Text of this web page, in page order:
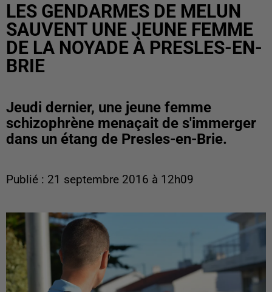
LES GENDARMES DE MELUN
SAUVENT UNE JEUNE FEMME
DE LA NOYADE À PRESLES-EN-
BRIE
Jeudi dernier, une jeune femme
schizophrène menaçait de s'immerger
dans un étang de Presles-en-Brie.
Publié : 21 septembre 2016 à 12h09